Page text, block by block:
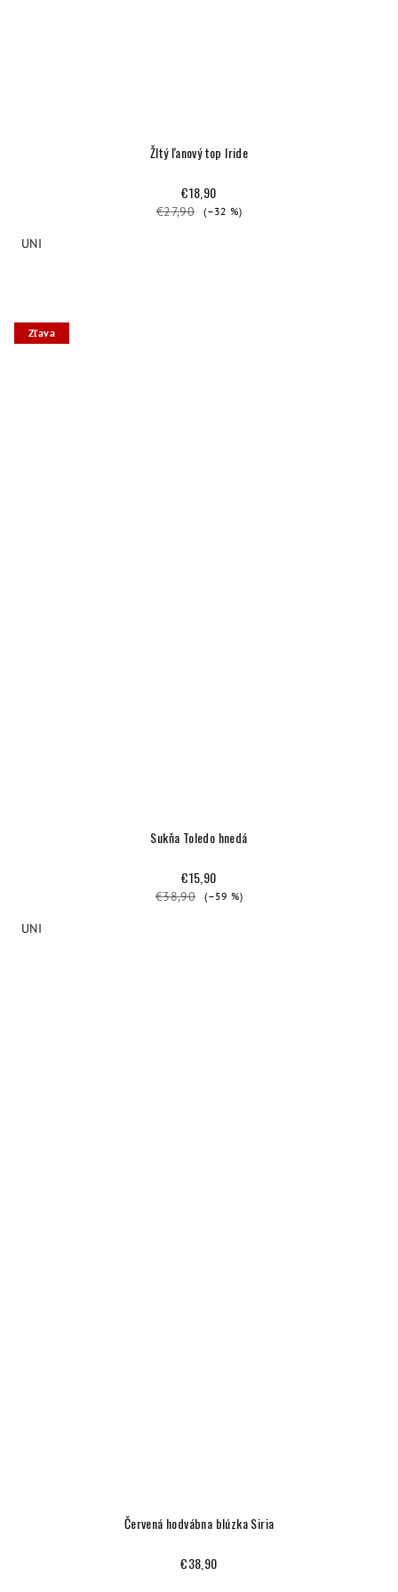
Žltý ľanový top Iride
€18,90
€27,90 (–32 %)
UNI
Zľava
Sukňa Toledo hnedá
€15,90
€38,90 (–59 %)
UNI
Červená hodvábna blúzka Siria
€38,90